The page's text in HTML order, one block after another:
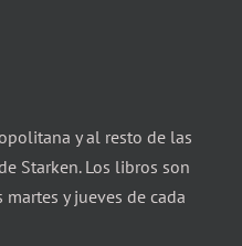
y al resto de las
Starken. Los libros son
y jueves de cada